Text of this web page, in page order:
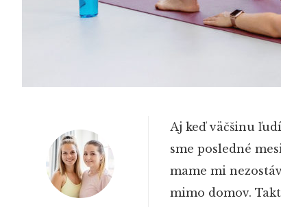
Aj keď väčšinu
sme posledné
mame mi
mimo domov.